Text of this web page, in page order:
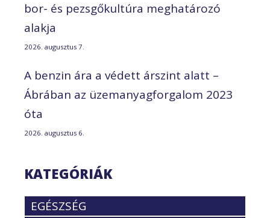
bor- és pezsgőkultúra meghatározó
alakja
2026. augusztus 7.
A benzin ára a védett árszint alatt –
Ábrában az üzemanyagforgalom 2023
óta
2026. augusztus 6.
KATEGÓRIÁK
EGÉSZSÉG